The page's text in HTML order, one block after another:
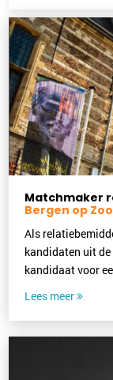
Matchmaker
Bergen op
Als
kandidaten uit de
kandidaat voor
Lees meer